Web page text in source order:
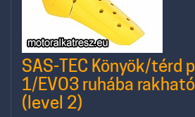
SAS-TEC Könyök/térd
1/EVO3 ruhába
(level 2)